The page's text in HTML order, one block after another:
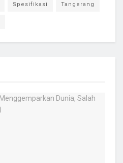
Spesifikasi Tangerang